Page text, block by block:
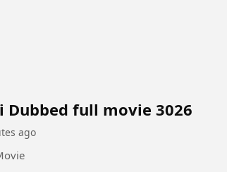
Dubbed full movie 3026
ago